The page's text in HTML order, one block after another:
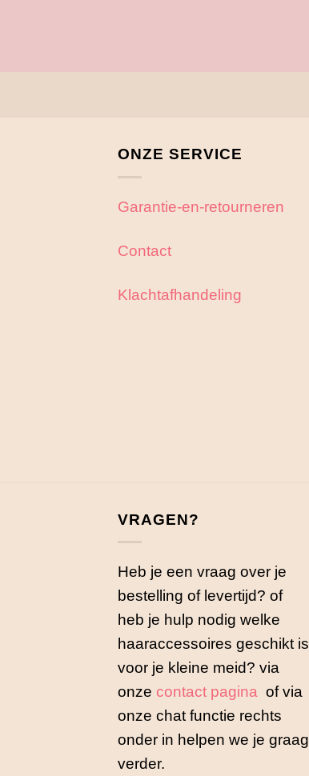
ONZE SERVICE
Garantie-en-retourneren
Contact
Klachtafhandeling
VRAGEN?
Heb je een vraag over je
bestelling of levertijd? of
heb je hulp nodig welke
haaraccessoires geschikt is
voor je kleine meid? via
onze contact pagina of via
onze chat functie rechts
onder in helpen we je graag
verder.